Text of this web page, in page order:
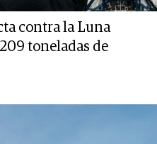
contra la Luna
toneladas de